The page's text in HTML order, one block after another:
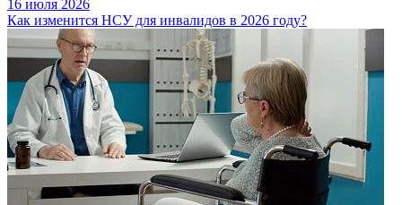
16 июля 2026
Как изменится НСУ для инвалидов в 2026 году?